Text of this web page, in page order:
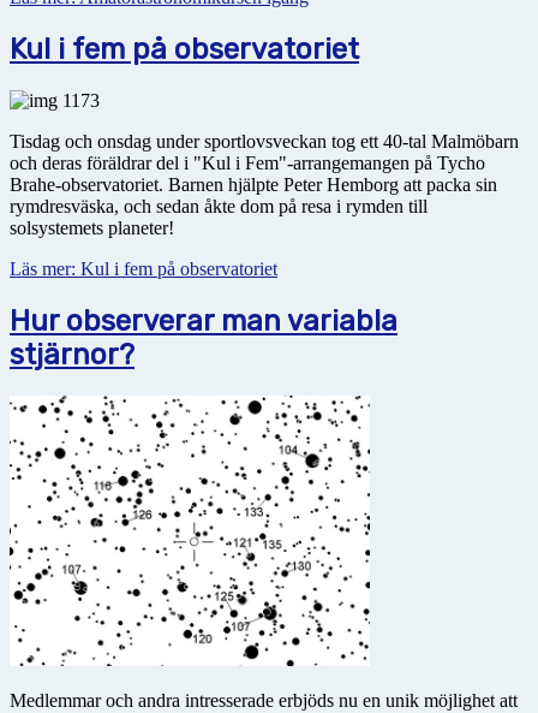
Kul i fem på observatoriet
Tisdag och onsdag under sportlovsveckan tog ett 40-tal Malmöbarn
och deras föräldrar del i "Kul i Fem"-arrangemangen på Tycho
Brahe-observatoriet. Barnen hjälpte Peter Hemborg att packa sin
rymdresväska, och sedan åkte dom på resa i rymden till
solsystemets planeter!
Läs mer: Kul i fem på observatoriet
Hur observerar man variabla
stjärnor?
Medlemmar och andra intresserade erbjöds nu en unik möjlighet att